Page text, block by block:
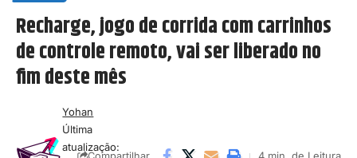
Recharge, jogo de corrida com carrinhos
de controle remoto, vai ser liberado no
fim deste mês
Última
atualização:
Yohan